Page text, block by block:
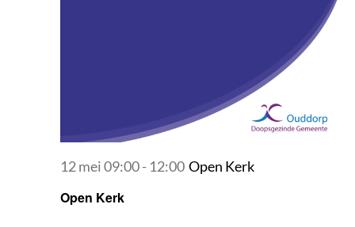
Open Kerk
12 mei 09:00- 12:00 Open Kerk